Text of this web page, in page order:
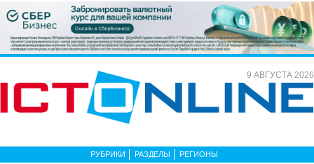
9 АВГУСТА 2026
РУБРИКИ РАЗДЕЛЫ РЕГИОНЫ